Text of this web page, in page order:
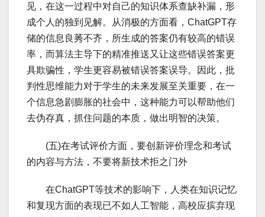
见，在这一过程中对自己的知识体系查缺补漏，形
成个人的独到见解。从消极的方面看，ChatGPT存
储的信息良莠不齐，所生成的答案仍有较高的错误
率，而算法主导下的精准推送又让这些错误答案更
具欺骗性，学生更容易被错误答案误导。因此，批
判性思维能力对于学生的未来发展至关重要，在一
个信息急剧膨胀的社会中，这种能力可以帮助他们
去伪存真，抓住问题的本质，做出明智的决策。
(五)在考试评价方面，要创新评价理念和考试
的内容与方法，不要将新技术拒之门外
在ChatGPT等技术的影响下，人类在知识记忆
和复现方面的表现已不如人工智能，高校应摈弃现